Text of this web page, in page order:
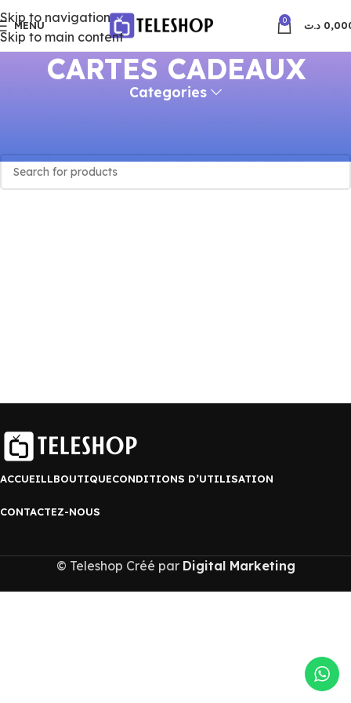
Skip to navigation
Skip to main content
MENU 0 د.ت
CARTES CADEAUX
Categories
ACCUEILLBOUTIQUECONDITIONS D’UTILISATION
CONTACTEZ-NOUS
© Teleshop Créé par Digital Marketing